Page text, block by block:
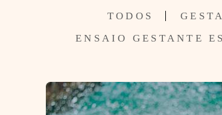
TODOS
ENSAIO GESTANTE